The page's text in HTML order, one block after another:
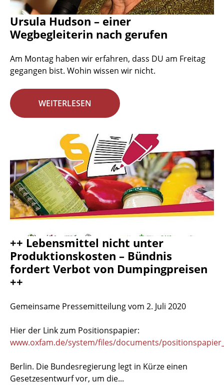
Ursula Hudson – einer
Wegbegleiterin nach gerufen
Am Montag haben wir erfahren, dass DU am Freitag
gegangen bist. Wohin wissen wir nicht.
WEITERLESEN
++ Lebensmittel nicht unter
Produktionskosten – Bündnis
fordert Verbot von Dumpingpreisen
++
Gemeinsame Pressemitteilung vom 2. Juli 2020
Hier der Link zum Positionspapier:
www.oxfam.de/system/files/documents/
Berlin. Die Bundesregierung legt in Kürze einen
Gesetzesentwurf vor, um die...